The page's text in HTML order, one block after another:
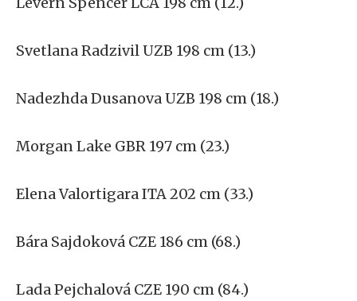
Svetlana Radzivil UZB 198 cm (13.)
Nadezhda Dusanova UZB 198 cm (18.)
Morgan Lake GBR 197 cm (23.)
Elena Valortigara ITA 202 cm (33.)
Bára Sajdoková CZE 186 cm (68.)
Lada Pejchalová CZE 190 cm (84.)